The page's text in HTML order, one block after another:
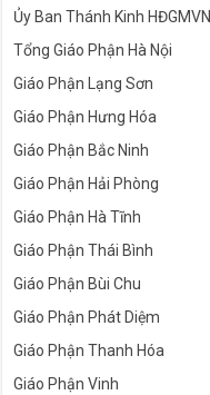
Ủy Ban Thánh Kinh HĐGMVN
Tổng Giáo Phận Hà Nội
Giáo Phận Lạng Sơn
Giáo Phận Hưng Hóa
Giáo Phận Bắc Ninh
Giáo Phận Hải Phòng
Giáo Phận Hà Tĩnh
Giáo Phận Thái Bình
Giáo Phận Bùi Chu
Giáo Phận Phát Diệm
Giáo Phận Thanh Hóa
Giáo Phận Vinh